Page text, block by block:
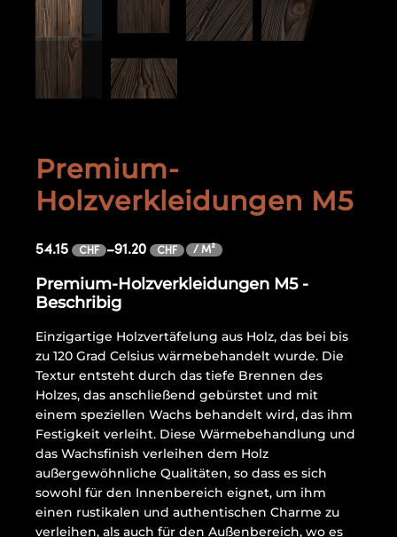
Premium-
Holzverkleidungen M5
54.15 CHF –91.20 CHF / M²
Premium-Holzverkleidungen M5 -
Beschribig
Einzigartige Holzvertäfelung aus Holz, das bei bis
zu 120 Grad Celsius wärmebehandelt wurde. Die
Textur entsteht durch das tiefe Brennen des
Holzes, das anschließend gebürstet und mit
einem speziellen Wachs behandelt wird, das ihm
Festigkeit verleiht. Diese Wärmebehandlung und
das Wachsfinish verleihen dem Holz
außergewöhnliche Qualitäten, so dass es sich
sowohl für den Innenbereich eignet, um ihm
einen rustikalen und authentischen Charme zu
verleihen, als auch für den Außenbereich, wo es